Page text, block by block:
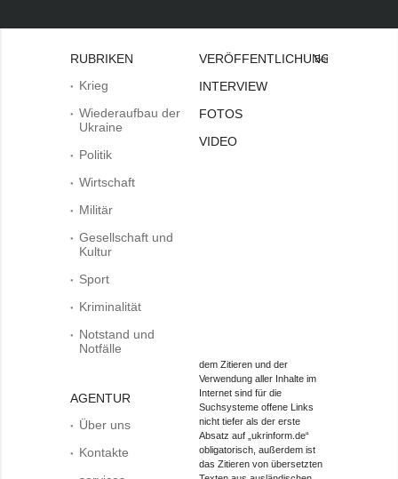
RUBRIKEN
Krieg
Wiederaufbau der
Ukraine
Politik
Wirtschaft
Militär
Gesellschaft und
Kultur
Sport
Kriminalität
Notstand und
Notfälle
AGENTUR
Über uns
Kontakte
VERÖFFENTLICHUNGEN
INTERVIEW
FOTOS
VIDEO
Bei
dem Zitieren und der
Verwendung aller Inhalte im
Internet sind für die
Suchsysteme offene Links
nicht tiefer als der erste
Absatz auf „ukrinform.de“
obligatorisch, außerdem ist
das Zitieren von übersetzten